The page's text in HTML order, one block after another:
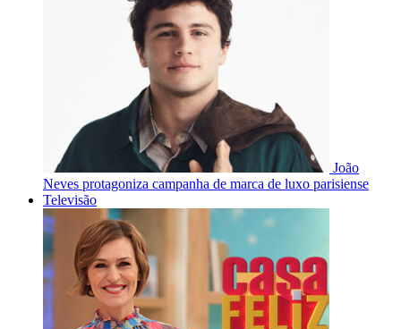
João
Neves protagoniza campanha de marca de luxo parisiense
Televisão